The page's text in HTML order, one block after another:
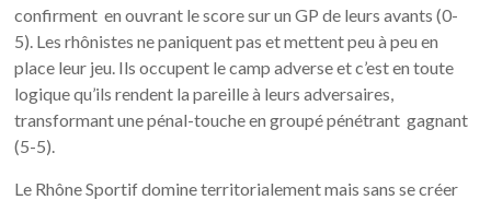
confirment en ouvrant le score sur un GP de leurs avants (0-
5). Les rhônistes ne paniquent pas et mettent peu à peu en
place leur jeu. Ils occupent le camp adverse et c’est en toute
logique qu’ils rendent la pareille à leurs adversaires,
transformant une pénal-touche en groupé pénétrant gagnant
(5-5).
Le Rhône Sportif domine territorialement mais sans se créer